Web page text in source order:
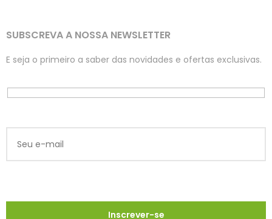
SUBSCREVA A NOSSA NEWSLETTER
E seja o primeiro a saber das novidades e ofertas exclusivas.